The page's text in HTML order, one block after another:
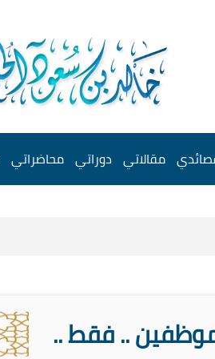
مقالاتي دوراتي محاضراتي
.. فقط ..